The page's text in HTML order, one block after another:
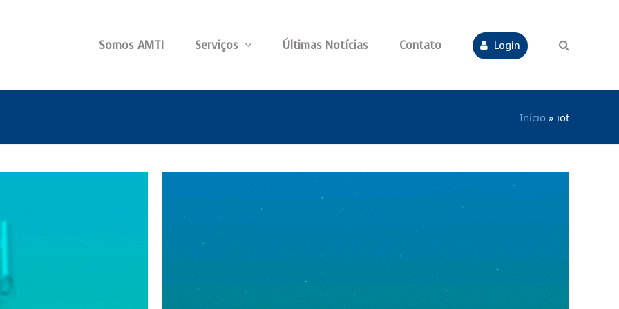
Somos AMTI Serviços Últimas Notícias Contato Login
Início » iot